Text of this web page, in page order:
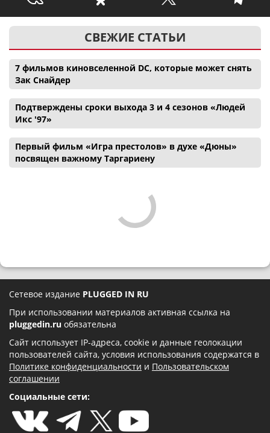
СВЕЖИЕ СТАТЬИ
7 фильмов киновселенной DC, которые может снять
Зак Снайдер
Подтверждены сроки выхода 3 и 4 сезонов «Людей
Икс '97»
Первый фильм «Игра престолов» в духе «Дюны»
посвящен важному Таргариену
Сетевое издание PLUGGED IN RU
При использовании материалов активная ссылка на
pluggedin.ru обязательна
Сайт использует IP-адреса, cookie и данные геолокации
пользователей сайта, условия использования содержатся в
Политике конфиденциальности и Пользовательском
соглашении
Социальные сети: